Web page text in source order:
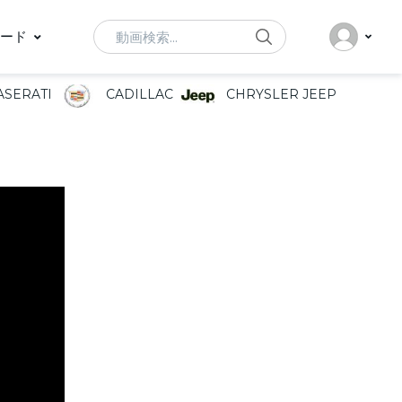
ド Search
CADILLAC CHRYSLER JEEP